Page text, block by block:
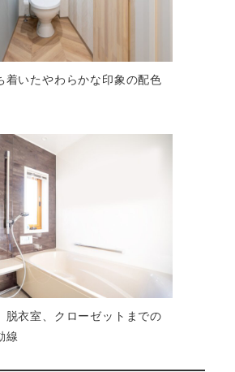
着いたやわらかな印象の配色
脱衣室、クローゼットまでの
線